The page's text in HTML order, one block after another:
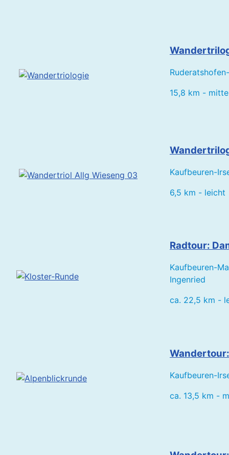
15,8 km -
Kaufbeuren-
6,5 km - leicht
Radtour:
Kaufbeuren-
Ingenried
ca. 22,5 km -
Kaufbeuren-
ca. 13,5 km -